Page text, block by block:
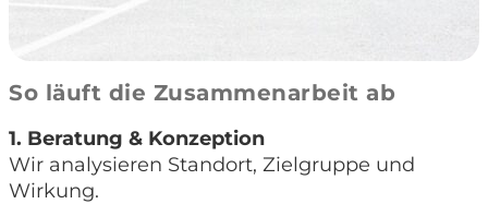
So läuft die Zusammenarbeit ab
1. Beratung & Konzeption
Wir analysieren Standort, Zielgruppe und
Wirkung.